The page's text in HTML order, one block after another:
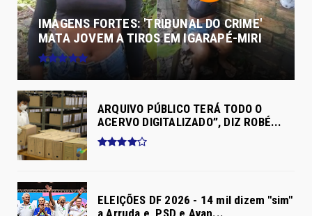
IMAGENS FORTES: 'TRIBUNAL DO CRIME'
MATA JOVEM A TIROS EM IGARAPÉ-MIRI
ARQUIVO PÚBLICO TERÁ TODO O
ACERVO DIGITALIZADO”, DIZ ROBÉ...
ELEIÇÕES DF 2026 - 14 mil dizem "sim"
a Arruda e, PSD e Avan...